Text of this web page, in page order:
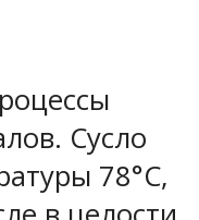
Сусло
78°С,